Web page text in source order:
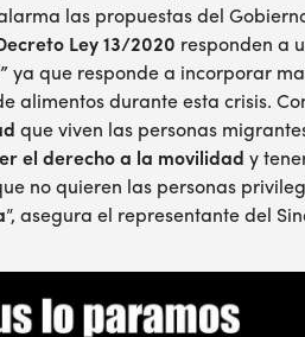
las propuestas del
Ley 13/2020 responden a
ya que responde a incorporar
alimentos durante esta crisis.
que viven las personas
el derecho a la movilidad y
no quieren las personas
”, asegura el representante del